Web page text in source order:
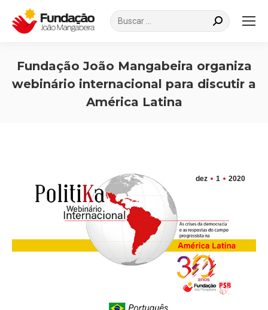
Search:
Fundação João Mangabeira organiza
webinário internacional para discutir a
América Latina
dez 1 2020